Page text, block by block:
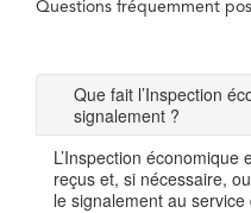
Questions fréquemment
Que fait l’Inspection
signalement ?
L’Inspection
reçus et, si nécessaire,
le signalement au service